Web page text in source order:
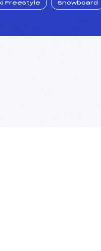
Freestyle Snowboard